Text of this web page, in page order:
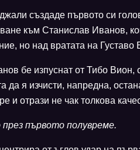
създаде първото си
към Станислав Иванов,
но над вратата на Густаво
бе изпуснат от Тибо Вион,
да я изчисти, напредна,
и отрази не чак толкова
през първото полувреме.